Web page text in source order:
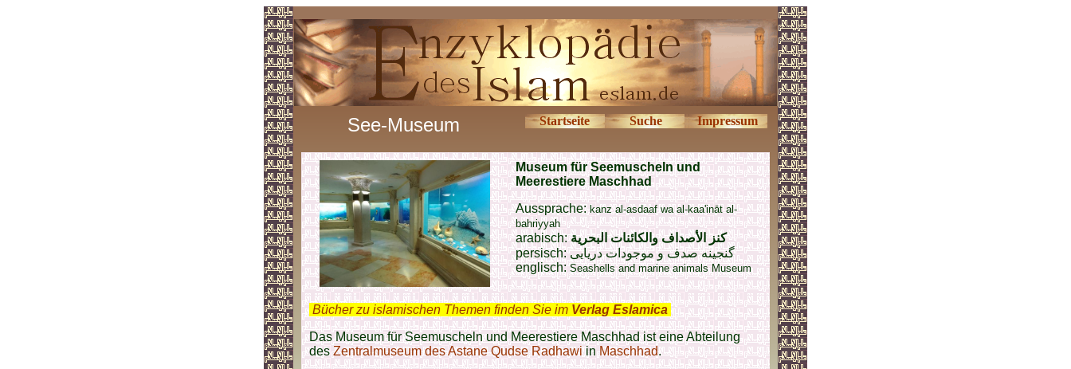
See-Museum Startseite Suche Impressum
Museum für Seemuscheln und
Meerestiere Maschhad
Aussprache:kanz al-asdaaf wa al-kaa'ināt al-
bahriyyah
arabisch:كنز الأصداف والكائنات البحرية
persisch:گنجینه صدف و موجودات دریایی
englisch:Seashells and marine animals Museum
Bücher zu islamischen Themen finden Sie im Verlag Eslamica
Das Museum für Seemuscheln und Meerestiere Maschhad ist eine Abteilung
desZentralmuseum des Astane Qudse RadhawiinMaschhad.